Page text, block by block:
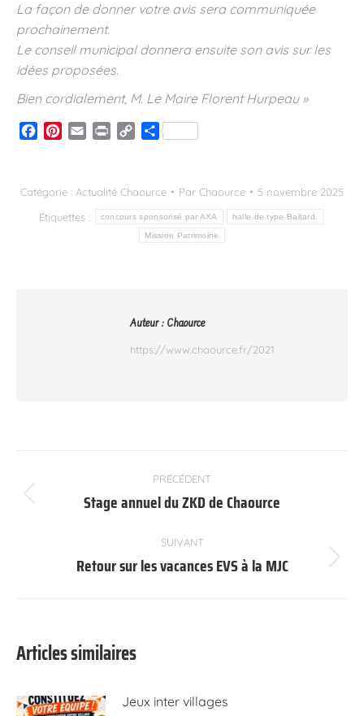
La façon de donner votre avis sera communiquée
prochainement.
Le conseil municipal donnera ensuite son avis sur les
idées proposées.
Bien cordialement, M. Le Maire Florent Hurpeau »
Facebook
Pinterest
Email Print
CopyPartager
Catégorie : Actualité Chaource Par Chaource
5 novembre 2025
Étiquettes :
concours sponsorisé par AXA halle de type Baltard.
Mission Patrimoine
Auteur : Chaource
https://www.chaource.fr/2021
article
PRÉCÉDENT
Article
:
Stage annuel du ZKD de Chaource
SUIVANT
Article
Retour sur les vacances EVS à la MJC
Articles similaires
Jeux inter villages